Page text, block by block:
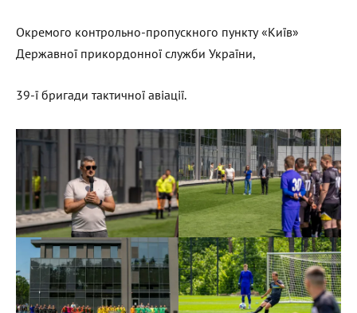
Окремого контрольно-пропускного пункту «Київ»
Державної прикордонної служби України,
39-ї бригади тактичної авіації.